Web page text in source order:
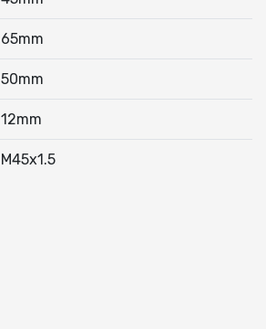
65mm
50mm
12mm
M45x1.5